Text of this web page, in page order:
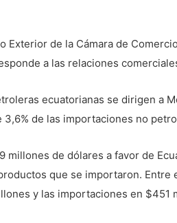
Exterior de la Cámara de
a las relaciones
ecuatorianas se dirigen a
de las importaciones no
de dólares a favor de
que se importaron. Entre
y las importaciones en $451